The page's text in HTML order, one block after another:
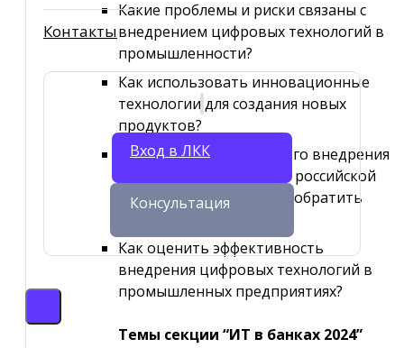
Контакты
Вход в ЛКК
Консультация
Какие проблемы и риски связаны с
внедрением цифровых технологий в
промышленности?
Как использовать инновационные
технологии для создания новых
продуктов?
На какие кейсы успешного внедрения
цифровых технологий в российской
промышленности стоит обратить
Как оценить эффективность
внедрения цифровых технологий в
промышленных предприятиях?
Темы секции “ИТ в банках 2024”